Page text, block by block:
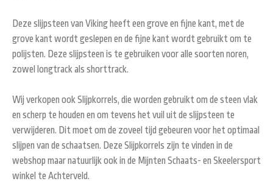
Deze slijpsteen van Viking heeft een grove en fijne kant, met de
grove kant wordt geslepen en de fijne kant wordt gebruikt om te
polijsten. Deze slijpsteen is te gebruiken voor alle soorten noren,
zowel longtrack als shorttrack.
Wij verkopen ook Slijpkorrels, die worden gebruikt om de steen vlak
en scherp te houden en om tevens het vuil uit de slijpsteen te
verwijderen. Dit moet om de zoveel tijd gebeuren voor het optimaal
slijpen van de schaatsen. Deze Slijpkorrels zijn te vinden in de
webshop maar natuurlijk ook in de Mijnten Schaats- en Skeelersport
winkel te Achterveld.